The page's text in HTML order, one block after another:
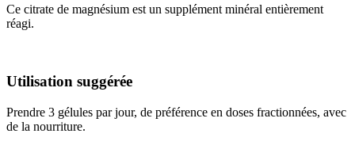
Ce citrate de magnésium est un supplément minéral entièrement
réagi.
Utilisation suggérée
Prendre 3 gélules par jour, de préférence en doses fractionnées, avec
de la nourriture.